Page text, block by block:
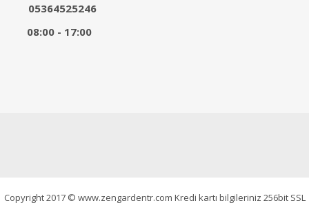
05364525246
08:00 - 17:00
Copyright 2017 © www.zengardentr.com Kredi kartı bilgileriniz 256bit SSL